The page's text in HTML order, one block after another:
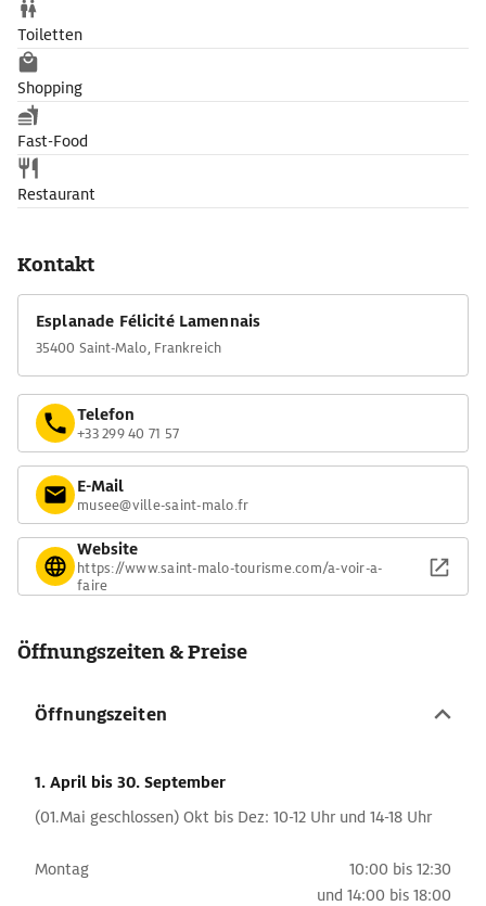
Toiletten
Shopping
Fast-Food
Restaurant
Kontakt
Esplanade Félicité Lamennais
35400 Saint-Malo, Frankreich
Telefon
+33 299 40 71 57
E-Mail
musee@ville-saint-malo.fr
Website
https://www.saint-malo-tourisme.com/a-voir-a-
faire
Öffnungszeiten & Preise
Öffnungszeiten
1. April bis 30. September
(01.Mai geschlossen) Okt bis Dez: 10-12 Uhr und 14-18 Uhr
Montag
10:00 bis 12:30
und 14:00 bis 18:00